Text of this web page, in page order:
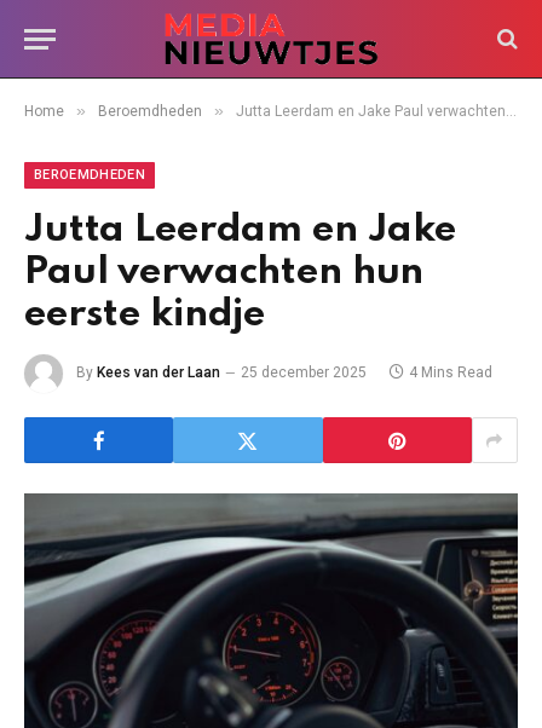
Home » Beroemdheden » Jutta Leerdam en Jake Paul verwachten hun eerste kindje
BEROEMDHEDEN
Jutta Leerdam en Jake
Paul verwachten hun
eerste kindje
By Kees van der Laan 25 december 2025 4 Mins Read